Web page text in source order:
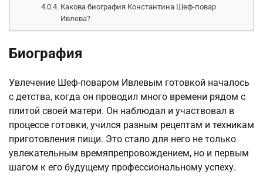
Какова биография Константина Шеф-повар
Ивлева?
Биография
Увлечение Шеф-поваром Ивлевым готовкой началось
с детства, когда он проводил много времени рядом с
плитой своей матери. Он наблюдал и участвовал в
процессе готовки, учился разным рецептам и техникам
приготовления пищи. Это стало для него не только
увлекательным времяпрепровождением, но и первым
шагом к его будущему профессиональному успеху.